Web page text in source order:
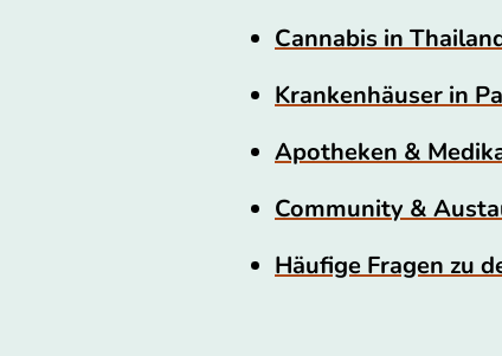
Cannabis in
Krankenhäuser in
Apotheken &
Community &
Häufige Fragen zu